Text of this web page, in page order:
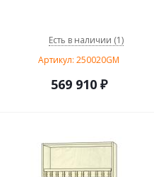
Есть в наличии (1)
Артикул: 250020GM
569 910₽